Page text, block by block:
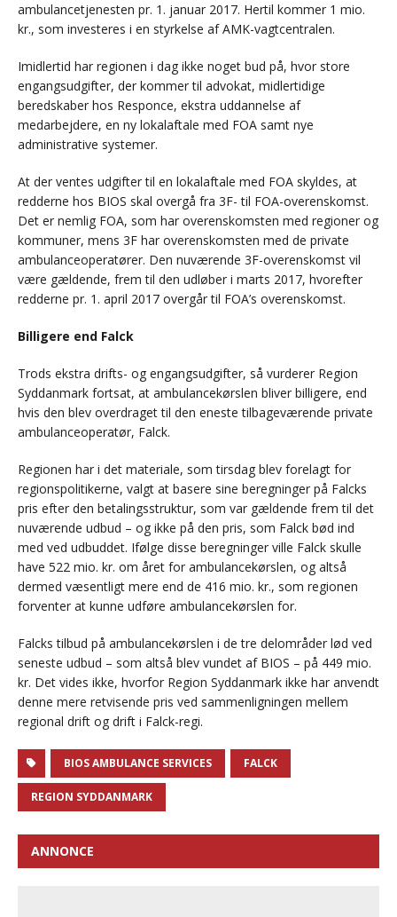
ambulancetjenesten pr. 1. januar 2017. Hertil kommer 1 mio.
kr., som investeres i en styrkelse af AMK-vagtcentralen.
Imidlertid har regionen i dag ikke noget bud på, hvor store
engangsudgifter, der kommer til advokat, midlertidige
beredskaber hos Responce, ekstra uddannelse af
medarbejdere, en ny lokalaftale med FOA samt nye
administrative systemer.
At der ventes udgifter til en lokalaftale med FOA skyldes, at
redderne hos BIOS skal overgå fra 3F- til FOA-overenskomst.
Det er nemlig FOA, som har overenskomsten med regioner og
kommuner, mens 3F har overenskomsten med de private
ambulanceoperatører. Den nuværende 3F-overenskomst vil
være gældende, frem til den udløber i marts 2017, hvorefter
redderne pr. 1. april 2017 overgår til FOA’s overenskomst.
Billigere end Falck
Trods ekstra drifts- og engangsudgifter, så vurderer Region
Syddanmark fortsat, at ambulancekørslen bliver billigere, end
hvis den blev overdraget til den eneste tilbageværende private
ambulanceoperatør, Falck.
Regionen har i det materiale, som tirsdag blev forelagt for
regionspolitikerne, valgt at basere sine beregninger på Falcks
pris efter den betalingsstruktur, som var gældende frem til det
nuværende udbud – og ikke på den pris, som Falck bød ind
med ved udbuddet. Ifølge disse beregninger ville Falck skulle
have 522 mio. kr. om året for ambulancekørslen, og altså
dermed væsentligt mere end de 416 mio. kr., som regionen
forventer at kunne udføre ambulancekørslen for.
Falcks tilbud på ambulancekørslen i de tre delområder lød ved
seneste udbud – som altså blev vundet af BIOS – på 449 mio.
kr. Det vides ikke, hvorfor Region Syddanmark ikke har anvendt
denne mere retvisende pris ved sammenligningen mellem
regional drift og drift i Falck-regi.
BIOS AMBULANCE SERVICES FALCK
REGION SYDDANMARK
ANNONCE